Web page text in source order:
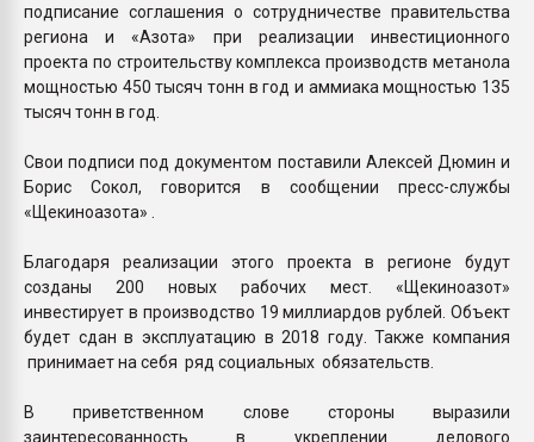
подписание соглашения о сотрудничестве правительства
региона и «Азота» при реализации инвестиционного
проекта по строительству комплекса производств метанола
мощностью 450 тысяч тонн в год и аммиака мощностью 135
тысяч тонн в год.
Свои подписи под документом поставили Алексей Дюмин и
Борис Сокол, говорится в сообщении пресс-службы
«Щекиноазота» .
Благодаря реализации этого проекта в регионе будут
созданы 200 новых рабочих мест. «Щекиноазот»
инвестирует в производство 19 миллиардов рублей. Объект
будет сдан в эксплуатацию в 2018 году. Также компания
принимает на себя ряд социальных обязательств.
В приветственном слове стороны выразили
заинтересованность в укреплении делового